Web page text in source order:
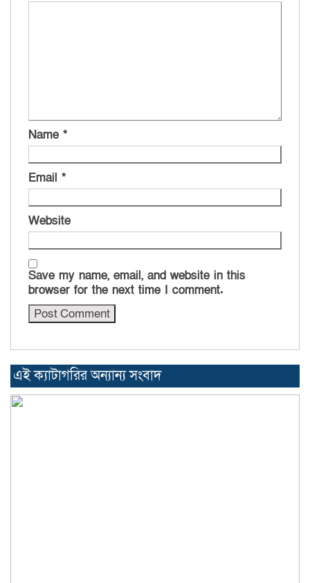
Name *
Email *
Website
Save my name, email, and website in this
browser for the next time I comment.
এই ক্যাটাগরির অন্যান্য সংবাদ